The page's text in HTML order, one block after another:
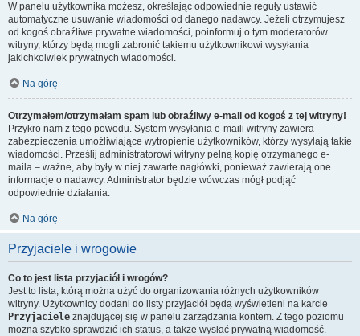
W panelu użytkownika możesz, określając odpowiednie reguły ustawić
automatyczne usuwanie wiadomości od danego nadawcy. Jeżeli otrzymujesz
od kogoś obraźliwe prywatne wiadomości, poinformuj o tym moderatorów
witryny, którzy będą mogli zabronić takiemu użytkownikowi wysyłania
jakichkolwiek prywatnych wiadomości.
Na górę
Otrzymałem/otrzymałam spam lub obraźliwy e-mail od kogoś z tej witryny!
Przykro nam z tego powodu. System wysyłania e-maili witryny zawiera
zabezpieczenia umożliwiające wytropienie użytkowników, którzy wysyłają takie
wiadomości. Prześlij administratorowi witryny pełną kopię otrzymanego e-
maila – ważne, aby były w niej zawarte nagłówki, ponieważ zawierają one
informacje o nadawcy. Administrator będzie wówczas mógł podjąć
odpowiednie działania.
Na górę
Przyjaciele i wrogowie
Co to jest lista przyjaciół i wrogów?
Jest to lista, którą można użyć do organizowania różnych użytkowników
witryny. Użytkownicy dodani do listy przyjaciół będą wyświetleni na karcie
Przyjaciele znajdującej się w panelu zarządzania kontem. Z tego poziomu
można szybko sprawdzić ich status, a także wysłać prywatną wiadomość.